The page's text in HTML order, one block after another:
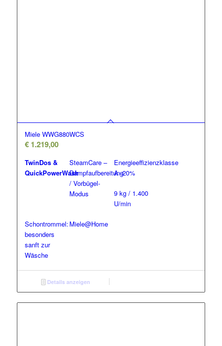
Miele WWG880WCS
€1.219,00
TwinDos &
QuickPowerWash
SteamCare –
Dampfaufbereitung
/ Vorbügel-
Modus
Energieeffizienzklasse
A -20%
9 kg / 1.400
U/min
Schontrommel:
besonders
sanft zur
Wäsche
Miele@Home
Details anzeigen